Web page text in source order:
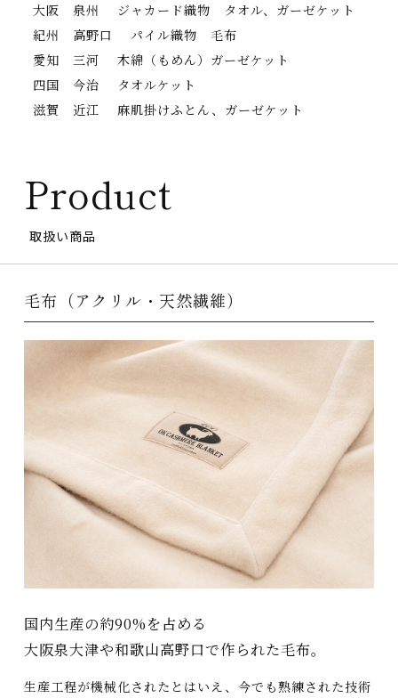
大阪 泉州 ジャカード織物 タオル、ガーゼケット
紀州 高野口 パイル織物 毛布
愛知 三河 木綿（もめん）ガーゼケット
四国 今治 タオルケット
滋賀 近江 麻肌掛けふとん、ガーゼケット
Product
取扱い商品
毛布（アクリル・天然繊維）
国内生産の約90%を占める
大阪泉大津や和歌山高野口で作られた毛布。
生産工程が機械化されたとはいえ、今でも熟練された技術